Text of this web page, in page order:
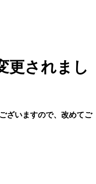
更されまし
ざいますので、改めてご